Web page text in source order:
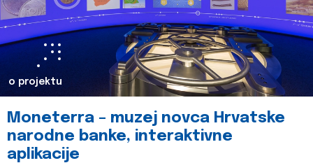
o projektu
Moneterra – muzej novca Hrvatske
narodne banke, interaktivne
aplikacije